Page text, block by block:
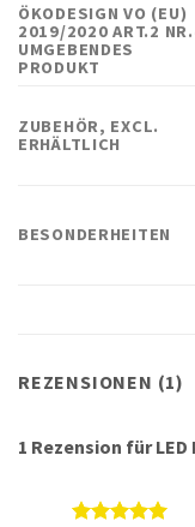
ÖKODESIGN VO (EU)
2019/2020 ART.2
UMGEBENDES
PRODUKT
ZUBEHÖR, EXCL.
ERHÄLTLICH
BESONDERHEITEN
REZENSIONEN (1)
1 Rezension fürLED